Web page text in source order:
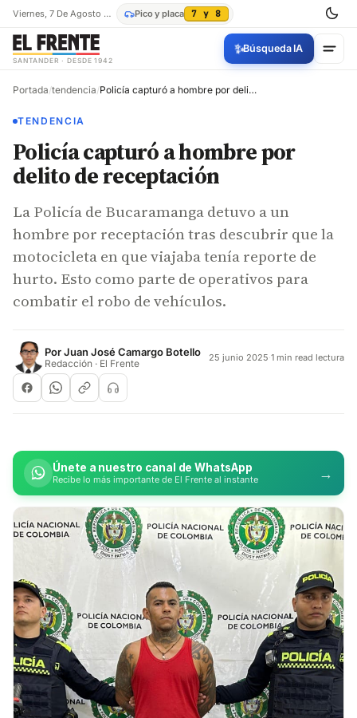
Viernes, 7 De Agosto De 2026 Pico y placa 7 y 8
SANTANDER · DESDE 1942
✨Búsqueda IA
Portada/tendencia/ Policía capturó a hombre por delito de receptación
TENDENCIA
Policía capturó a hombre por
delito de receptación
La Policía de Bucaramanga detuvo a un
hombre por receptación tras descubrir que la
motocicleta en que viajaba tenía reporte de
hurto. Esto como parte de operativos para
combatir el robo de vehículos.
PorJuan José Camargo Botello
Redacción · El Frente 25 junio 2025·1 min read lectura
Únete a nuestro canal de WhatsApp
Recibe lo más importante de El Frente al instante →